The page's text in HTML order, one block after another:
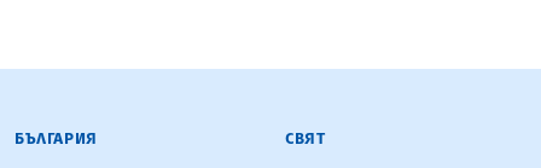
БЪЛГАРСКА ТЕЛЕГРАФНА АГЕНЦИЯ
БЪЛГАРИЯ СВЯТ